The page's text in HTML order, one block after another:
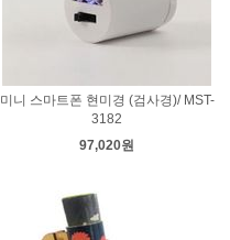
미니 스마트폰 현미경 (검사경)/ MST-
3182
97,020원